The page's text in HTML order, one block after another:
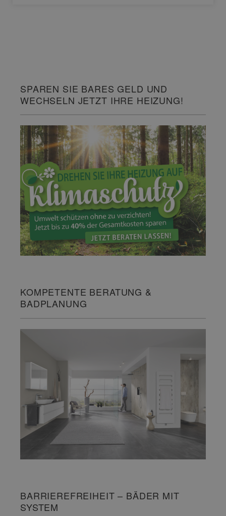
SPAREN SIE BARES GELD UND
WECHSELN JETZT IHRE HEIZUNG!
KOMPETENTE BERATUNG &
BADPLANUNG
BARRIEREFREIHEIT – BÄDER MIT
SYSTEM